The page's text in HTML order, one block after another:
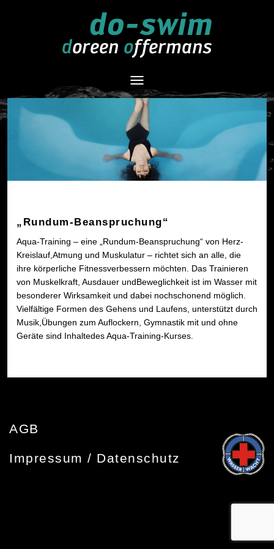
Navigation
umschalten
„Rundum-Beanspruchung“
Aqua-Training – eine „Rundum-Beanspruchung“ von Herz-
Kreislauf,Atmung und Muskulatur – richtet sich an alle, die
ihre körperliche Fitnessverbessern möchten. Das Trainieren
von Muskelkraft, Ausdauer undBeweglichkeit ist im Wasser mit
besonderer Wirksamkeit und dabei nochschonend möglich.
Vielfältige Formen des Gehens und Laufens, unterstützt durch
Musik,Übungen zum Auflockern, Gymnastik mit und ohne
Geräte sind Inhaltedes Aqua-Training-Kurses.
AGB
Impressum / Datenschutz